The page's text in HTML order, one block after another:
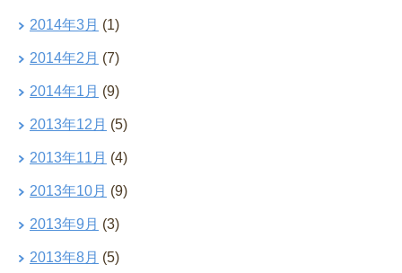
2014年3月 (1)
2014年2月 (7)
2014年1月 (9)
2013年12月 (5)
2013年11月 (4)
2013年10月 (9)
2013年9月 (3)
2013年8月 (5)